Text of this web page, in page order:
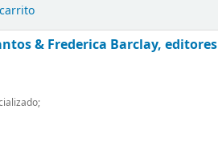
& Frederica Barclay, editores